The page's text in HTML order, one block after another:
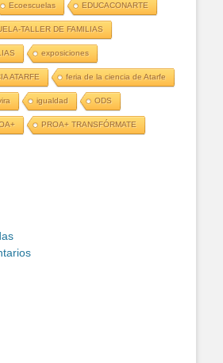
Ecoescuelas EDUCACONARTE
TALLER DE FAMILIAS
exposiciones
ATARFE feria de la ciencia de Atarfe
igualdad ODS
PROA+ TRANSFÓRMATE